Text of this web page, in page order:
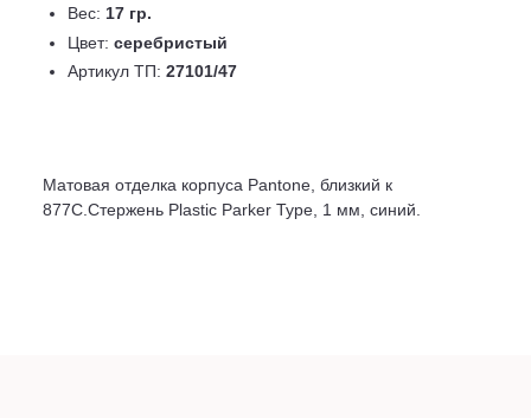
Вес: 17 гр.
Цвет: серебристый
Артикул ТП: 27101/47
Матовая отделка корпуса Pantone, близкий к
877С.Стержень Plastic Parker Type, 1 мм, синий.